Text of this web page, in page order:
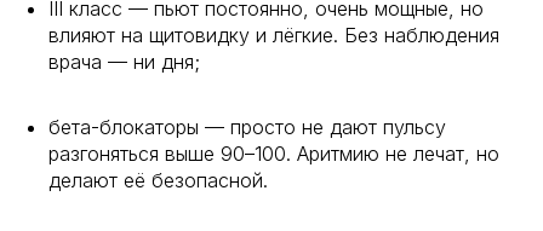
III класс — пьют постоянно, очень мощные, но
влияют на щитовидку и лёгкие. Без наблюдения
врача — ни дня;
бета-блокаторы — просто не дают пульсу
разгоняться выше 90–100. Аритмию не лечат, но
делают её безопасной.